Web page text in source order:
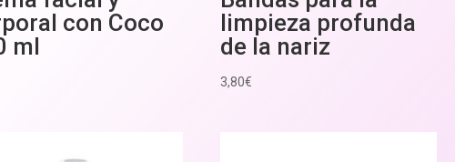
con Coco
ml
limpieza profunda
de la nariz
3,80€